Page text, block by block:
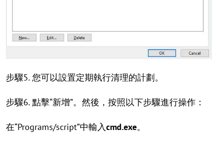
步驟5. 您可以設置定期執行清理的計劃。
步驟6. 點擊“新增”。然後，按照以下步驟進行操作：
在“Programs/script”中輸入cmd.exe。